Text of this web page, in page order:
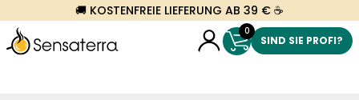
🚚 KOSTENFREIE LIEFERUNG AB 39 € ☕
0
SIND SIE PROFI?